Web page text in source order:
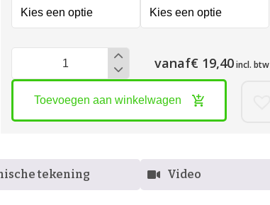
Koppelstuk
aantal
vanaf€ 19,40incl. btw
Toevoegen aan winkelwagen
tekening Video